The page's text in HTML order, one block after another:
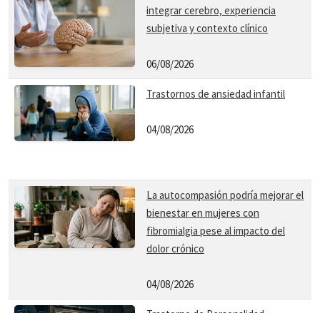
integrar cerebro, experiencia
subjetiva y contexto clínico
06/08/2026
Trastornos de ansiedad infantil
04/08/2026
La autocompasión podría mejorar el
bienestar en mujeres con
fibromialgia pese al impacto del
dolor crónico
04/08/2026